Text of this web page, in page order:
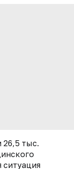
26,5 тыс.
ситуация